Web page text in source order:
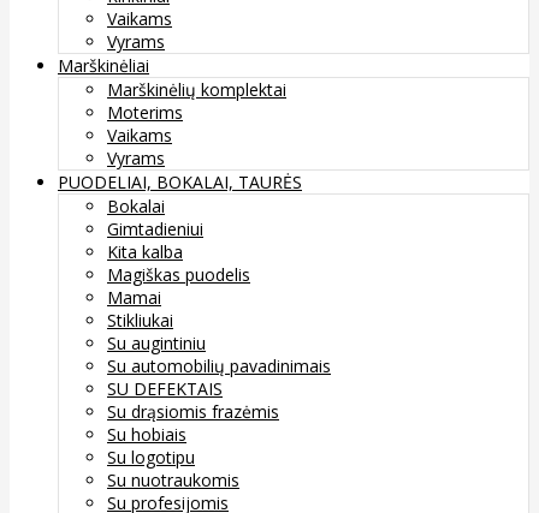
Vaikams
Vyrams
Marškinėliai
Marškinėlių komplektai
Moterims
Vaikams
Vyrams
PUODELIAI, BOKALAI, TAURĖS
Bokalai
Gimtadieniui
Kita kalba
Magiškas puodelis
Mamai
Stikliukai
Su augintiniu
Su automobilių pavadinimais
SU DEFEKTAIS
Su drąsiomis frazėmis
Su hobiais
Su logotipu
Su nuotraukomis
Su profesijomis